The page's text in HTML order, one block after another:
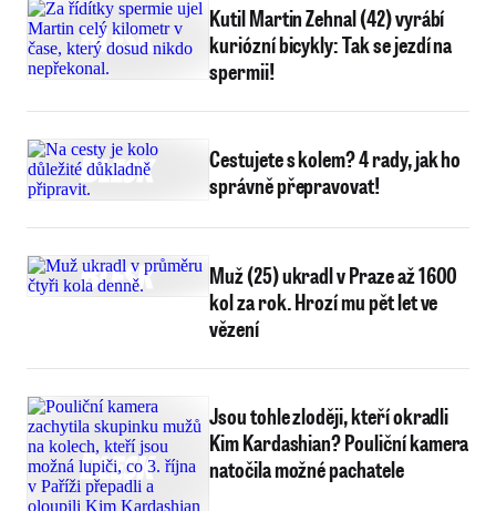
Kutil Martin Zehnal (42) vyrábí
kuriózní bicykly: Tak se jezdí na
spermii!
Cestujete s kolem? 4 rady, jak ho
správně přepravovat!
Muž (25) ukradl v Praze až 1600
kol za rok. Hrozí mu pět let ve
vězení
Jsou tohle zloději, kteří okradli
Kim Kardashian? Pouliční kamera
natočila možné pachatele